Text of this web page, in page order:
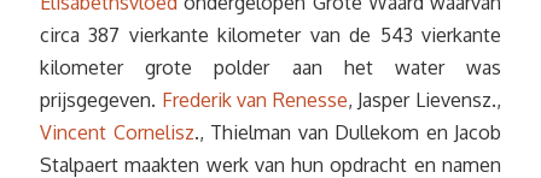
circa 387 vierkante kilometer van de 543 vierkante
kilometer grote polder aan het water was
prijsgegeven. Frederik van Renesse, Jasper Lievensz.,
Vincent Cornelisz., Thielman van Dullekom en Jacob
Stalpaert maakten werk van hun opdracht en namen